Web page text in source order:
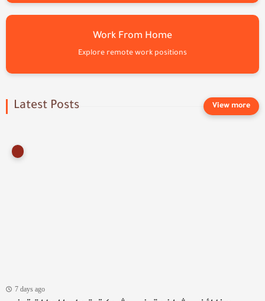
Work From Home
Explore remote work positions
Latest Posts
7 days ago